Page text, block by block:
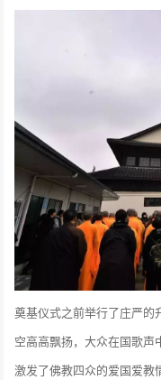
奠基仪式之前举行了庄严的
空高高飘扬，大众在国歌声
激发了佛教四众的爱国爱教